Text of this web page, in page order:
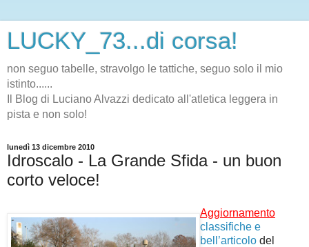
LUCKY_73...di corsa!
non seguo tabelle, stravolgo le tattiche, seguo solo il mio
istinto......
Il Blog di Luciano Alvazzi dedicato all'atletica leggera in
pista e non solo!
lunedì 13 dicembre 2010
Idroscalo - La Grande Sfida - un buon
corto veloce!
Aggiornamento
classifiche e
bell’articolo del